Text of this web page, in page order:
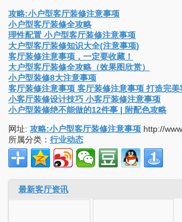
攻略:小户型客厅装修注意事项
小户型客厅装修全攻略
理性配置 小户型客厅装修注意事项
大户型客厅装修知识大全(注意事项)
客厅装修注意事项，一定要收藏！
大户型客厅装修全攻略（效果图欣赏）
小户型装修8大注意事项
客厅装修注意事项 客厅装修注意事项 打造完美
小客厅装修设计技巧 小客厅装修注意事项
小户型装修绝不能做的12件事 | 附配色攻略
网址: 攻略:小户型客厅装修注意事项 http://
所属分类： 行业动态
最新客厅资讯